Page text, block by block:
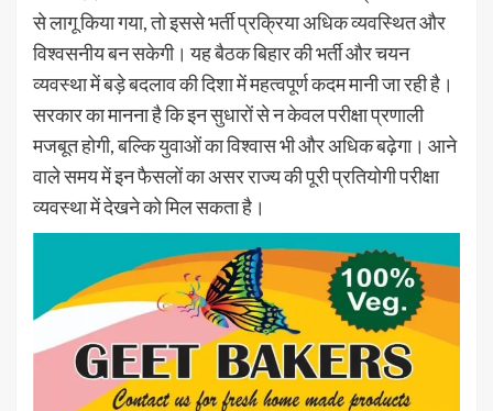
से लागू किया गया, तो इससे भर्ती प्रक्रिया अधिक व्यवस्थित और
विश्वसनीय बन सकेगी। यह बैठक बिहार की भर्ती और चयन
व्यवस्था में बड़े बदलाव की दिशा में महत्वपूर्ण कदम मानी जा रही है।
सरकार का मानना है कि इन सुधारों से न केवल परीक्षा प्रणाली
मजबूत होगी, बल्कि युवाओं का विश्वास भी और अधिक बढ़ेगा। आने
वाले समय में इन फैसलों का असर राज्य की पूरी प्रतियोगी परीक्षा
व्यवस्था में देखने को मिल सकता है।